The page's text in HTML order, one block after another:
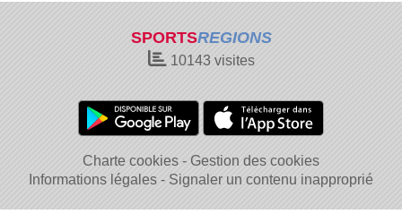
SPORTSREGIONS
10143visites
Charte cookies
Gestion des cookies
Informations légales
Signaler un contenu inapproprié